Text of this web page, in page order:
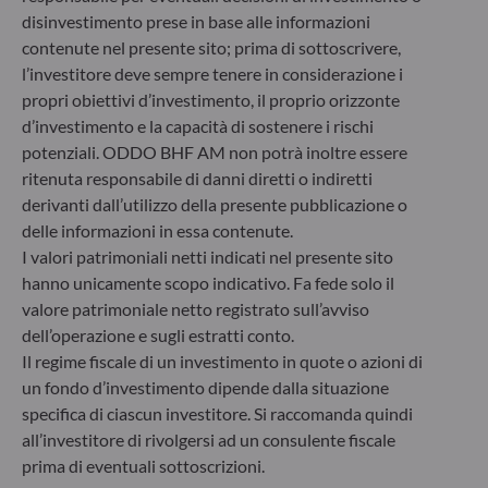
6, rue Gabriel Lippmann
L-5365 Munsbach
Lussemburgo
+352 45 76 76 245
Società di gestione patrimoniale approvata dalla
Commission de Surveillance du Secteur Financier (CSSF) –
Registro commerciale: B 29891
Comunicazione sulle sanzioni dell'UE contro la Russia
Nel quadro delle sanzioni adottate dall’Unione europea per
reagire alla crisi ucraina, Le comunichiamo che,
considerando le disposizioni dei regolamenti UE
n°833/2014 e UE n°398/2022, la sottoscrizione di quote di
fondi gestiti dalla Società di Gestione è vietata ai cittadini
russi o bielorussi, a chiunque risieda fisicamente in Russia o
in Bielorussia o a qualsiasi persona giuridica, entità o
organismo costituito in Russia o in Bielorussia, ad eccezione
dei cittadini di uno Stato membro dell’Unione europea e
disinvestimento prese in base alle informazioni
contenute nel presente sito; prima di sottoscrivere,
l’investitore deve sempre tenere in considerazione i
propri obiettivi d’investimento, il proprio orizzonte
d’investimento e la capacità di sostenere i rischi
potenziali. ODDO BHF AM non potrà inoltre essere
ritenuta responsabile di danni diretti o indiretti
derivanti dall’utilizzo della presente pubblicazione o
delle informazioni in essa contenute.
I valori patrimoniali netti indicati nel presente sito
hanno unicamente scopo indicativo. Fa fede solo il
valore patrimoniale netto registrato sull’avviso
dell’operazione e sugli estratti conto.
Il regime fiscale di un investimento in quote o azioni di
un fondo d’investimento dipende dalla situazione
specifica di ciascun investitore. Si raccomanda quindi
all’investitore di rivolgersi ad un consulente fiscale
prima di eventuali sottoscrizioni.